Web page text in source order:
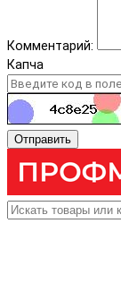
Комментарий:
Капча
Отправить